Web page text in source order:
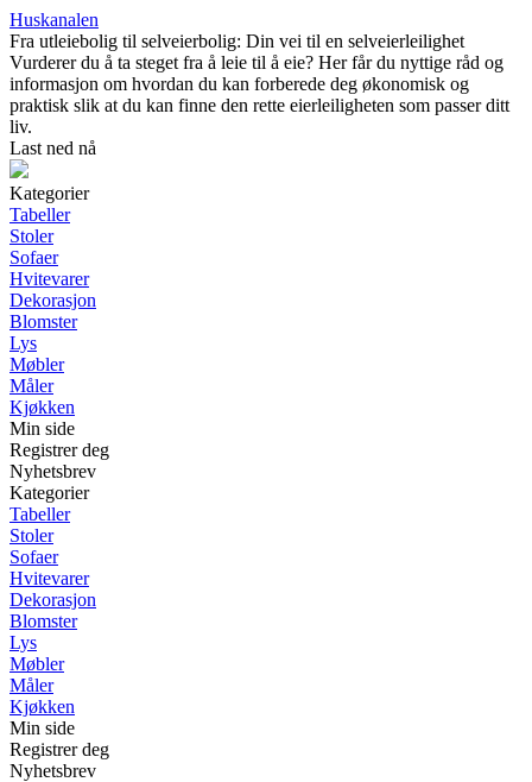
Huskanalen
Fra utleiebolig til selveierbolig: Din vei til en selveierleilighet
Vurderer du å ta steget fra å leie til å eie? Her får du nyttige råd og
informasjon om hvordan du kan forberede deg økonomisk og
praktisk slik at du kan finne den rette eierleiligheten som passer ditt
liv.
Last ned nå
Kategorier
Tabeller
Stoler
Sofaer
Hvitevarer
Dekorasjon
Blomster
Lys
Møbler
Måler
Kjøkken
Min side
Registrer deg
Nyhetsbrev
Kategorier
Tabeller
Stoler
Sofaer
Hvitevarer
Dekorasjon
Blomster
Lys
Møbler
Måler
Kjøkken
Min side
Registrer deg
Nyhetsbrev